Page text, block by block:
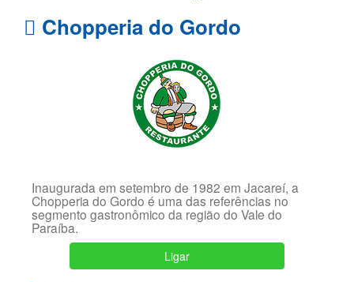
Chopperia do Gordo
Inaugurada em setembro de 1982 em Jacareí, a
Chopperia do Gordo é uma das referências no
segmento gastronômico da região do Vale do
Paraíba.
Ligar